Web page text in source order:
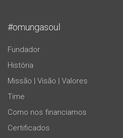
#omungasoul
Fundador
História
Missão | Visão | Valores
Time
Como nos financiamos
Certificados